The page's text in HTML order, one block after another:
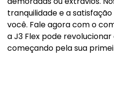
tranquilidade e a
você. Fale agora com o
a J3 Flex pode
começando pela sua